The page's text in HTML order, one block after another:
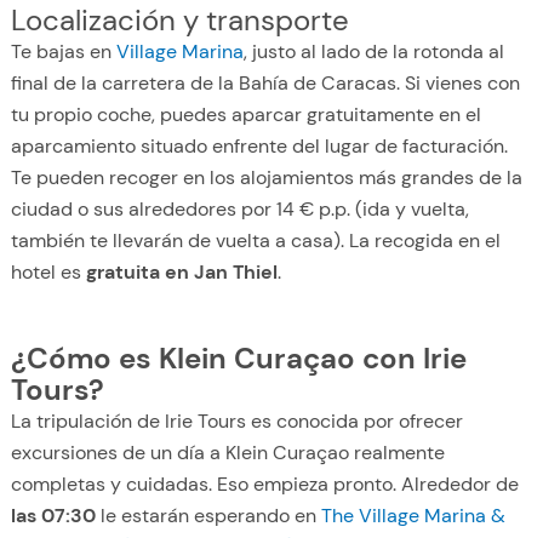
Localización y transporte
Te bajas enVillage Marina, justo al lado de la rotonda al
final de la carretera de la Bahía de Caracas. Si vienes con
tu propio coche, puedes aparcar gratuitamente en el
aparcamiento situado enfrente del lugar de facturación.
Te pueden recoger en los alojamientos más grandes de la
ciudad o sus alrededores por 14 € p.p. (ida y vuelta,
también te llevarán de vuelta a casa). La recogida en el
hotel esgratuita en Jan Thiel.
¿Cómo es Klein Curaçao con Irie
Tours?
La tripulación de Irie Tours es conocida por ofrecer
excursiones de un día a Klein Curaçao realmente
completas y cuidadas. Eso empieza pronto. Alrededor de
las 07:30le estarán esperando enThe Village Marina &